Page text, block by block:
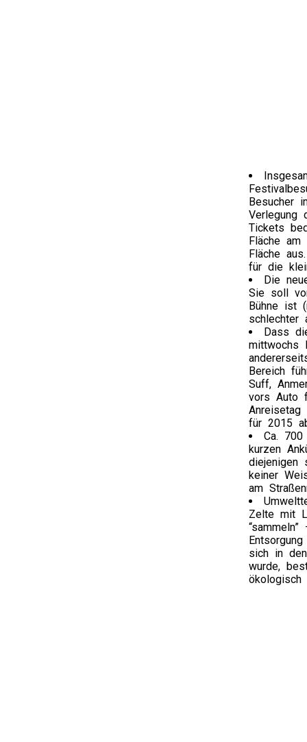
Besucher
Verlegung
Tickets
Fläche
Fläche
für die
Die
Sie soll
Bühne ist
schlechter
Dass
mittwochs
Bereich
Suff,
vors Auto
für 2015
Ca.
kurzen
diejenigen
keiner
am
Zelte mit
sich in
wurde,